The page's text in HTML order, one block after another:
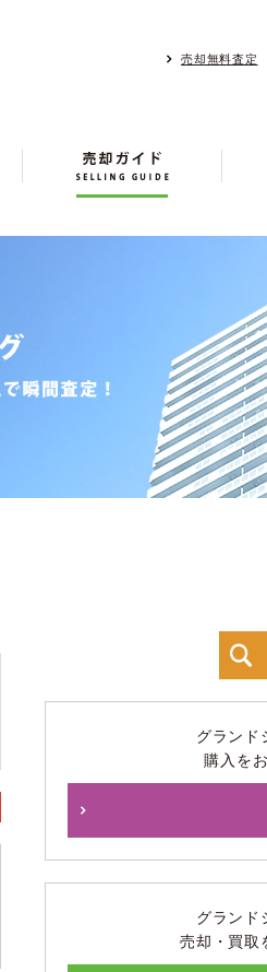
売却無料査定
グランド
購入を
グランド
売却・買取